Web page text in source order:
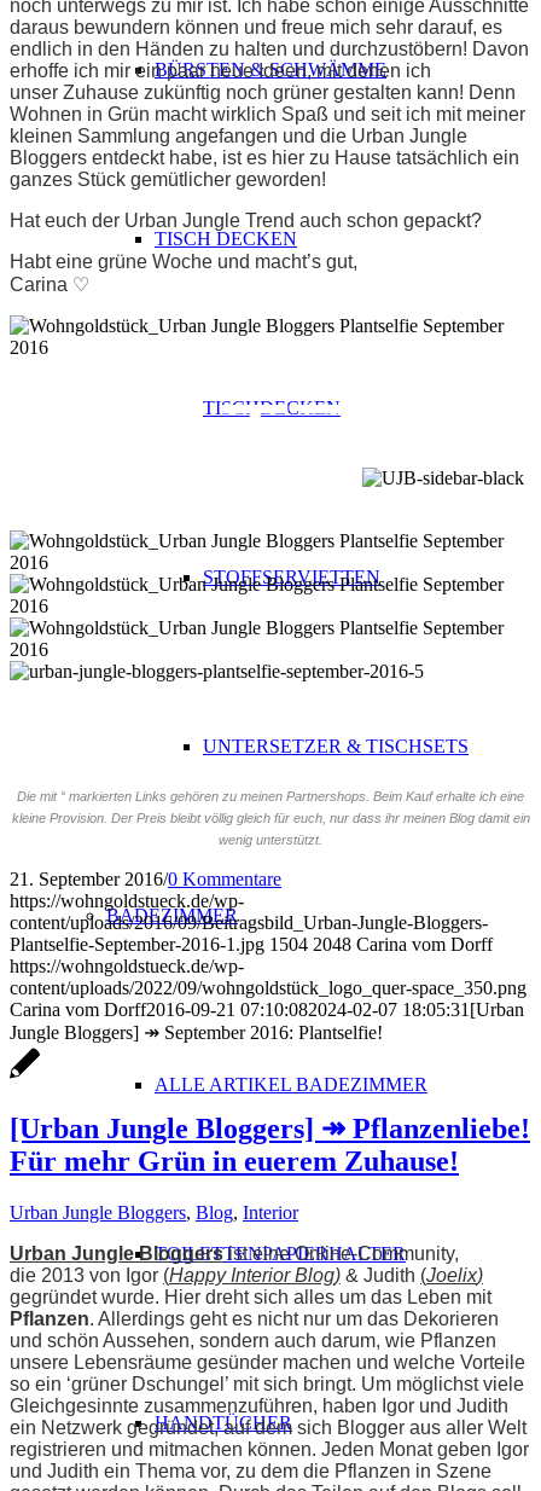
BÜRSTEN & SCHWÄMME
TISCH DECKEN
TISCHDECKEN
STOFFSERVIETTEN
UNTERSETZER & TISCHSETS
BADEZIMMER
ALLE ARTIKEL BADEZIMMER
TOILETTENPAPIERHALTER
HANDTÜCHER
noch unterwegs zu mir ist. Ich habe schon einige Ausschnitte
daraus bewundern können und freue mich sehr darauf, es
endlich in den Händen zu halten und durchzustöbern! Davon
erhoffe ich mir ein paar neue Ideen, mit denen ich
unser Zuhause zukünftig noch grüner gestalten kann! Denn
Wohnen in Grün macht wirklich Spaß und seit ich mit meiner
kleinen Sammlung angefangen und die Urban Jungle
Bloggers entdeckt habe, ist es hier zu Hause tatsächlich ein
ganzes Stück gemütlicher geworden!
Hat euch der Urban Jungle Trend auch schon gepackt?
Habt eine grüne Woche und macht’s gut,
Carina ♡
PLATZ
Die mit ° markierten Links gehören zu meinen Partnershops. Beim Kauf erhalte ich eine
kleine Provision. Der Preis bleibt völlig gleich für euch, nur dass ihr meinen Blog damit ein
wenig unterstützt.
21. September 2016/0 Kommentare
https://wohngoldstueck.de/wp-
content/uploads/2016/09/Beitragsbild_Urban-Jungle-Bloggers-
Plantselfie-September-2016-1.jpg 1504 2048 Carina vom Dorff
https://wohngoldstueck.de/wp-
content/uploads/2022/09/wohngoldstück_logo_quer-space_350.png
Carina vom Dorff2016-09-21 07:10:082024-02-07 18:05:31 [Urban
Jungle Bloggers] ↠ September 2016: Plantselfie!
[Urban Jungle Bloggers] ↠ Pflanzenliebe!
Für mehr Grün in euerem Zuhause!
Urban Jungle Bloggers, Blog, Interior
Urban Jungle Bloggersist eine Online-Community,
die 2013 von Igor (Happy Interior Blog) & Judith (Joelix)
gegründet wurde. Hier dreht sich alles um das Leben mit
Pflanzen. Allerdings geht es nicht nur um das Dekorieren
und schön Aussehen, sondern auch darum, wie Pflanzen
unsere Lebensräume gesünder machen und welche Vorteile
so ein ‘grüner Dschungel’ mit sich bringt. Um möglichst viele
Gleichgesinnte zusammenzuführen, haben Igor und Judith
ein Netzwerk gegründet, auf dem sich Blogger aus aller Welt
registrieren und mitmachen können. Jeden Monat geben Igor
und Judith ein Thema vor, zu dem die Pflanzen in Szene